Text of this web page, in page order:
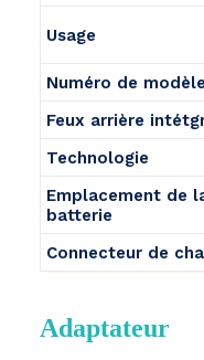
Usage
Numéro de modèle
Feux arrière
Technologie
Emplacement de
batterie
Connecteur de
Adaptateur